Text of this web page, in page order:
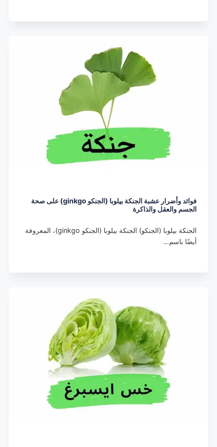
فوائد وأضرار عشبة الجنكة بيلوبا (الجنكو ginkgo) على صحة
الجسم والعقل والذاكرة
الجنكة بيلوبا (الجنكو) الجنكة بيلوبا (الجنكو ginkgo)، المعروفة
أيضًا باسم…